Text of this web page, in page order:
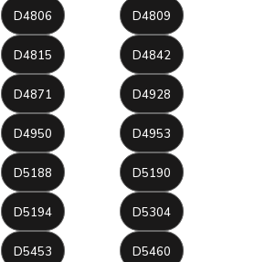
D4806 D4809
D4815 D4842
D4871 D4928
D4950 D4953
D5188 D5190
D5194 D5304
D5453 D5460